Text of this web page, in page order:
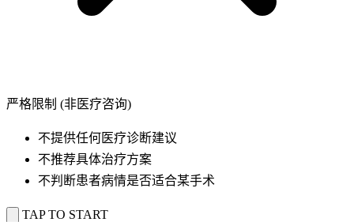
严格限制 (非医疗咨询)
不提供任何医疗诊断建议
不推荐具体治疗方案
不判断患者病情是否适合某手术
TAP TO START